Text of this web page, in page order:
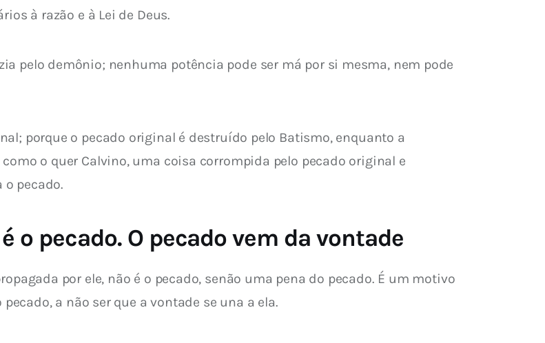
à razão e à Lei de Deus.
pelo demônio; nenhuma potência pode ser má por si mesma, nem pode
porque o pecado original é destruído pelo Batismo, enquanto a
o quer Calvino, uma coisa corrompida pelo pecado original e
pecado.
o pecado. O pecado vem da vontade
por ele, não é o pecado, senão uma pena do pecado. É um motivo
a não ser que a vontade se una a ela.